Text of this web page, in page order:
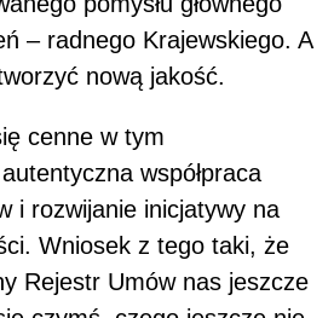
– radnego Krajewskiego. A
nową jakość.
cenne w tym
współpraca
i rozwijanie inicjatywy na
Wniosek z tego taki, że
Rejestr Umów nas jeszcze